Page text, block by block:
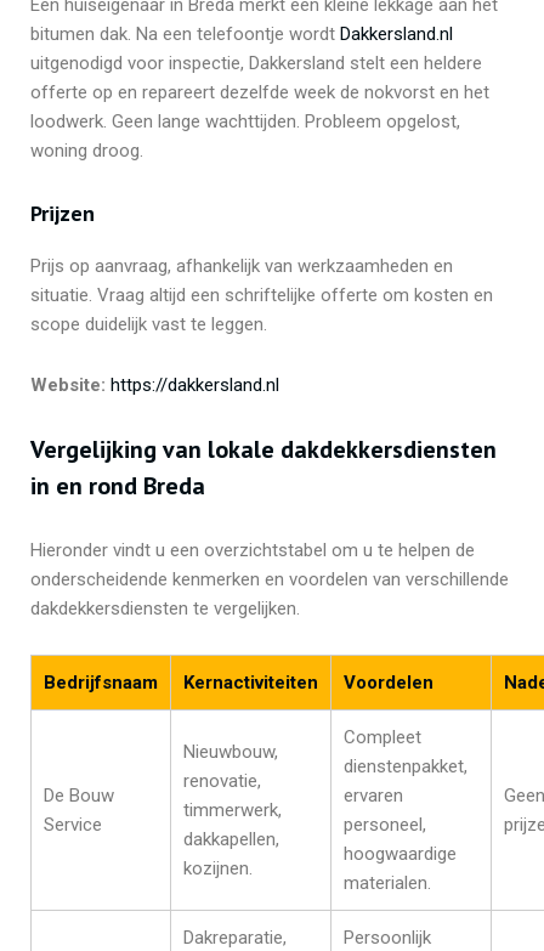
Een huiseigenaar in Breda merkt een kleine lekkage aan het
bitumen dak. Na een telefoontje wordt Dakkersland.nl
uitgenodigd voor inspectie, Dakkersland stelt een heldere
offerte op en repareert dezelfde week de nokvorst en het
loodwerk. Geen lange wachttijden. Probleem opgelost,
woning droog.
Prijzen
Prijs op aanvraag, afhankelijk van werkzaamheden en
situatie. Vraag altijd een schriftelijke offerte om kosten en
scope duidelijk vast te leggen.
Website: https://dakkersland.nl
Vergelijking van lokale dakdekkersdiensten
in en rond Breda
Hieronder vindt u een overzichtstabel om u te helpen de
onderscheidende kenmerken en voordelen van verschillende
dakdekkersdiensten te vergelijken.
Bedrijfsnaam Kernactiviteiten Voordelen
De Bouw
Service
Nieuwbouw,
renovatie,
timmerwerk,
dakkapellen,
kozijnen.
Compleet
dienstenpakket,
ervaren
personeel,
hoogwaardige
materialen.
Dakreparatie,
Persoonlijk